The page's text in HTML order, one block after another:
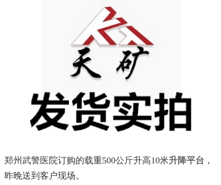
郑州武警医院订购的载重500公斤升高10米升降平台 ，
昨晚送到客户现场。